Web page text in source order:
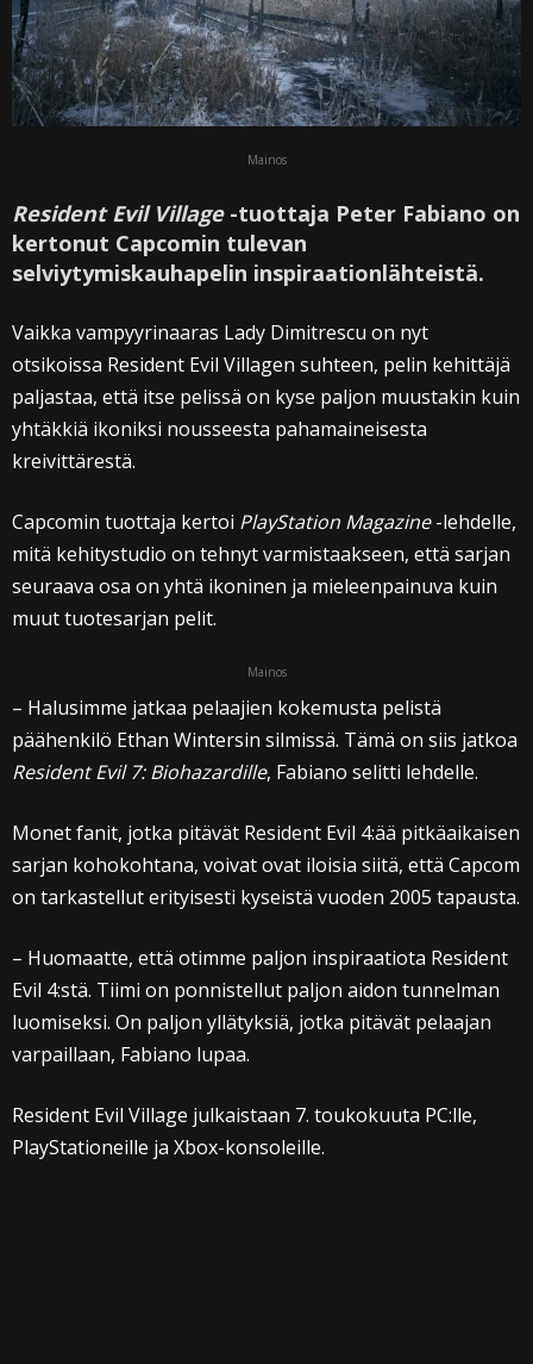
Mainos
Resident Evil Village-tuottaja Peter Fabiano on
kertonut Capcomin tulevan
selviytymiskauhapelin inspiraationlähteistä.
Vaikka vampyyrinaaras Lady Dimitrescu on nyt
otsikoissa Resident Evil Villagen suhteen, pelin kehittäjä
paljastaa, että itse pelissä on kyse paljon muustakin kuin
yhtäkkiä ikoniksi nousseesta pahamaineisesta
kreivittärestä.
Capcomin tuottaja kertoi PlayStation Magazine-lehdelle,
mitä kehitystudio on tehnyt varmistaakseen, että sarjan
seuraava osa on yhtä ikoninen ja mieleenpainuva kuin
muut tuotesarjan pelit.
Mainos
– Halusimme jatkaa pelaajien kokemusta pelistä
päähenkilö Ethan Wintersin silmissä. Tämä on siis jatkoa
Resident Evil 7: Biohazardille, Fabiano selitti lehdelle.
Monet fanit, jotka pitävät Resident Evil 4:ää pitkäaikaisen
sarjan kohokohtana, voivat ovat iloisia siitä, että Capcom
on tarkastellut erityisesti kyseistä vuoden 2005 tapausta.
– Huomaatte, että otimme paljon inspiraatiota Resident
Evil 4:stä. Tiimi on ponnistellut paljon aidon tunnelman
luomiseksi. On paljon yllätyksiä, jotka pitävät pelaajan
varpaillaan, Fabiano lupaa.
Resident Evil Village julkaistaan 7. toukokuuta PC:lle,
PlayStationeille ja Xbox-konsoleille.